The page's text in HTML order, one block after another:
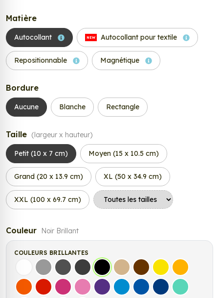
Matière
Autocollant NEW Autocollant pour textile
Repositionnable Magnétique
Bordure
Aucune Blanche Rectangle
Taille (largeur x hauteur)
Petit (10 x 7 cm) Moyen (15 x 10.5 cm)
Grand (20 x 13.9 cm) XL (50 x 34.9 cm)
XXL (100 x 69.7 cm)
Couleur Noir Brillant
COULEURS BRILLANTES
Blanc Gris Gris FoncéGris Anthracite
Noir Beige Marron Jaune ClairJaune
OrangeRouge FuchsiaRose Violet Bleu clairBleu MoyenBleu FoncéBleu Vert